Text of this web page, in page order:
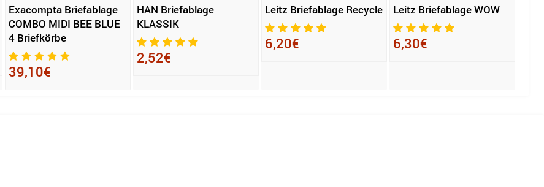
Exacompta Briefablage
COMBO MIDI BEE BLUE
4 Briefkörbe
39,10€
HAN Briefablage
KLASSIK
2,52€
Leitz Briefablage Recycle
6,20€
Leitz Briefablage WOW
6,30€